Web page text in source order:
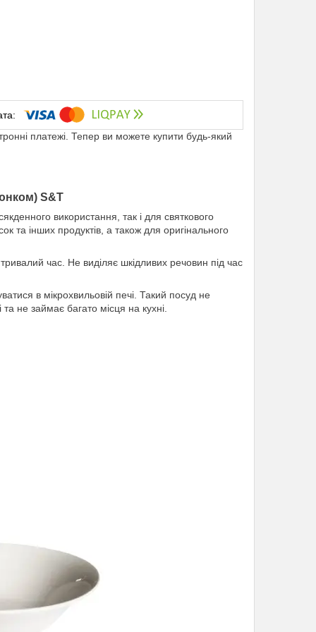
платежі. Тепер ви можете купити будь-який
S&T
використання, так і для святкового
та інших продуктів, а також для оригінального
час. Не виділяє шкідливих речовин під час
в мікрохвильовій печі. Такий посуд не
не займає багато місця на кухні.